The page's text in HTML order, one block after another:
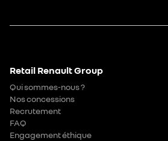
Retail Renault Group
Qui sommes-nous ?
Nos concessions
Recrutement
FAQ
Engagement éthique